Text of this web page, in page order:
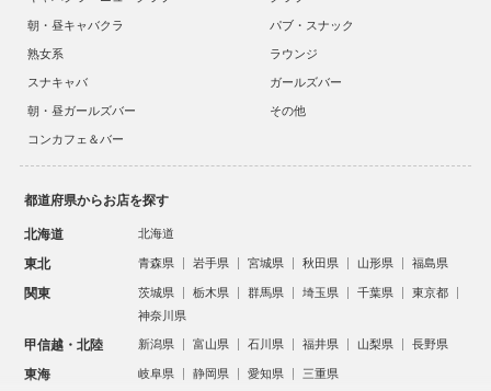
朝・昼キャバクラ
パブ・スナック
熟女系
ラウンジ
スナキャバ
ガールズバー
朝・昼ガールズバー
その他
コンカフェ＆バー
都道府県からお店を探す
北海道 北海道
東北 青森県 岩手県 宮城県 秋田県 山形県 福島県
関東 茨城県 栃木県 群馬県 埼玉県 千葉県
東京都
神奈川県
甲信越・北陸 新潟県 富山県 石川県 福井県 山梨県 長野県
東海 岐阜県 静岡県 愛知県 三重県